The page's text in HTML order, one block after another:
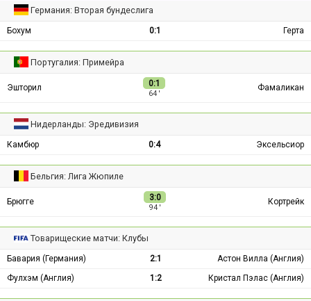
Германия: Вторая бундеслига
Бохум 0:1 Герта
Португалия: Примейра
Эшторил 0:1
64 ′
Фамаликан
Нидерланды: Эредивизия
Камбюр 0:4 Эксельсиор
Бельгия: Лига Жюпиле
Брюгге 3:0
94 ′
Кортрейк
Товарищеские матчи: Клубы
Бавария (Германия) 2:1
Астон Вилла (Англия)
Фулхэм (Англия)
1:2 Кристал Пэлас (Англия)